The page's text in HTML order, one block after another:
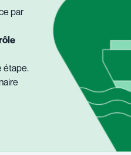
par
étape.